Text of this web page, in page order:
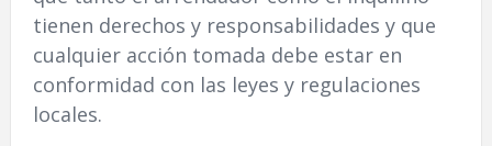
tienen derechos y responsabilidades y que
cualquier acción tomada debe estar en
conformidad con las leyes y regulaciones
locales.